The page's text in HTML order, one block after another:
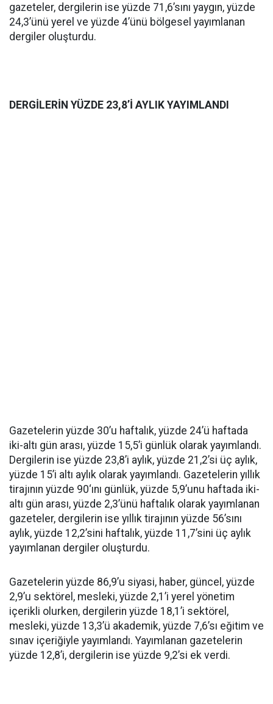
gazeteler, dergilerin ise yüzde 71,6’sını yaygın, yüzde
24,3’ünü yerel ve yüzde 4’ünü bölgesel yayımlanan
dergiler oluşturdu.
DERGİLERİN YÜZDE 23,8’İ AYLIK YAYIMLANDI
Gazetelerin yüzde 30’u haftalık, yüzde 24’ü haftada
iki-altı gün arası, yüzde 15,5’i günlük olarak yayımlandı.
Dergilerin ise yüzde 23,8’i aylık, yüzde 21,2’si üç aylık,
yüzde 15’i altı aylık olarak yayımlandı. Gazetelerin yıllık
tirajının yüzde 90‘ını günlük, yüzde 5,9’unu haftada iki-
altı gün arası, yüzde 2,3’ünü haftalık olarak yayımlanan
gazeteler, dergilerin ise yıllık tirajının yüzde 56’sını
aylık, yüzde 12,2’sini haftalık, yüzde 11,7’sini üç aylık
yayımlanan dergiler oluşturdu.
Gazetelerin yüzde 86,9’u siyasi, haber, güncel, yüzde
2,9’u sektörel, mesleki, yüzde 2,1’i yerel yönetim
içerikli olurken, dergilerin yüzde 18,1’i sektörel,
mesleki, yüzde 13,3’ü akademik, yüzde 7,6’sı eğitim ve
sınav içeriğiyle yayımlandı. Yayımlanan gazetelerin
yüzde 12,8’i, dergilerin ise yüzde 9,2’si ek verdi.